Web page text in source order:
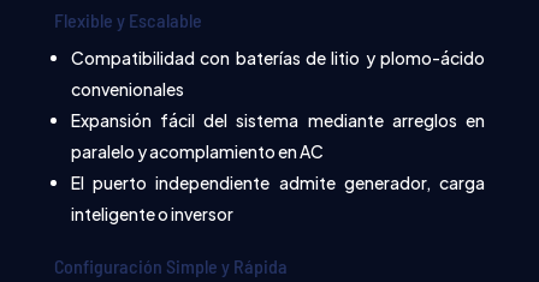
Flexible y Escalable
Compatibilidad con baterías de litio y plomo-ácido
convenionales
Expansión fácil del sistema mediante arreglos en
paralelo y acomplamiento en AC
El puerto independiente admite generador, carga
inteligente o inversor
Configuración Simple y Rápida